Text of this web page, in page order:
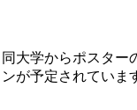
大学からポスタ
が予定されてい